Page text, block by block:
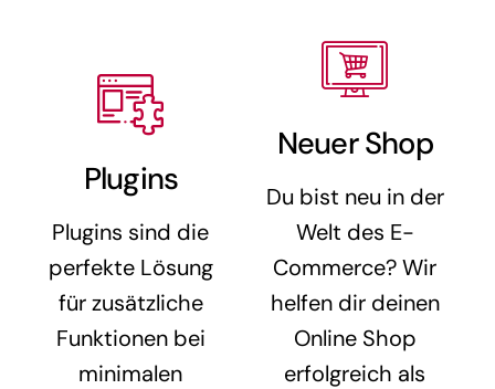
Plugins
Plugins sind die
perfekte Lösung
für zusätzliche
Funktionen bei
minimalen
Neuer Shop
Du bist neu in der
Welt des E-
Commerce? Wir
helfen dir deinen
Online Shop
erfolgreich als